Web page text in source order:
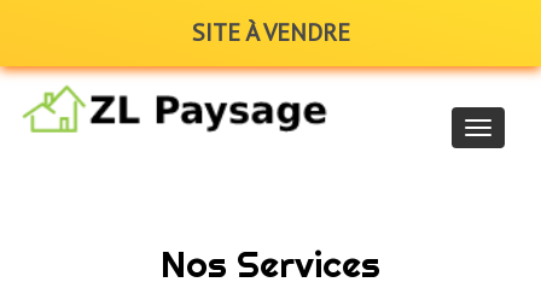
SITE À VENDRE
Nos Services